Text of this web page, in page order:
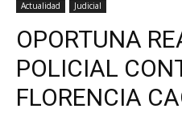
Actualidad Judicial
OPORTUNA
POLICIAL
FLORENCIA